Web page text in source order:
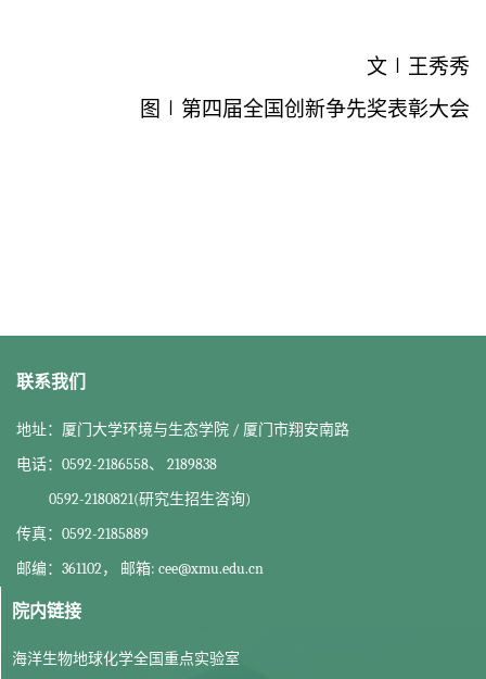
文 ∣ 王秀秀
图 ∣ 第四届全国创新争先奖表彰大会
联系我们
地址：厦门大学环境与生态学院 / 厦门市翔安南路
电话：0592-2186558、 2189838
0592-2180821(研究生招生咨询)
传真：0592-2185889
邮编：361102， 邮箱: cee@xmu.edu.cn
院内链接
海洋生物地球化学全国重点实验室